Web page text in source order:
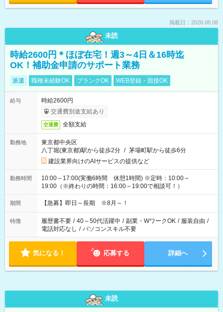
掲載日：2026.08.08
未読
時給2600円＊ほぼ在宅！週3～4日＆16時迄
OK！補助金申請のサポート業務
派遣 職種未経験OK ブランクOK WEB登録・面接OK
給与
時給2600円
交通費別途支給あり
交通費 全額支給
勤務地
東京都中央区
八丁堀(東京都)駅から徒歩2分 / 茅場町駅から徒歩6分
建設業界向けのAIサービスの提供など
勤務時間
10:00～17:00(実働6時間 休憩1時間) ※定時：10:00～
19:00（※終わりの時間：16:00～19:00で相談可！）
期間 【急募】即日～長期 ※8月～！
特徴 履歴書不要 / 40～50代活躍中 / 副業・WワークOK / 服装自由 /
電話対応なし / パソコンスキル不要
気になる！ 応募する 詳細へ
未読